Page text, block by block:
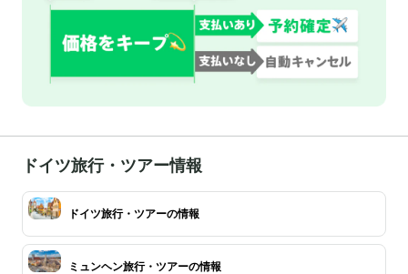
ドイツ旅行・ツアー情報
ドイツ旅行・ツアーの情報
ミュンヘン旅行・ツアーの情報